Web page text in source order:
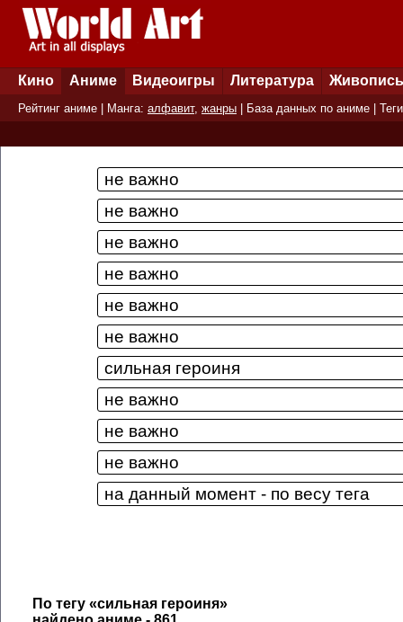
Кино Аниме Видеоигры Литература Живопись
Рейтинг аниме | Манга: алфавит, жанры База данных по аниме Теги
По тегу «сильная героиня»